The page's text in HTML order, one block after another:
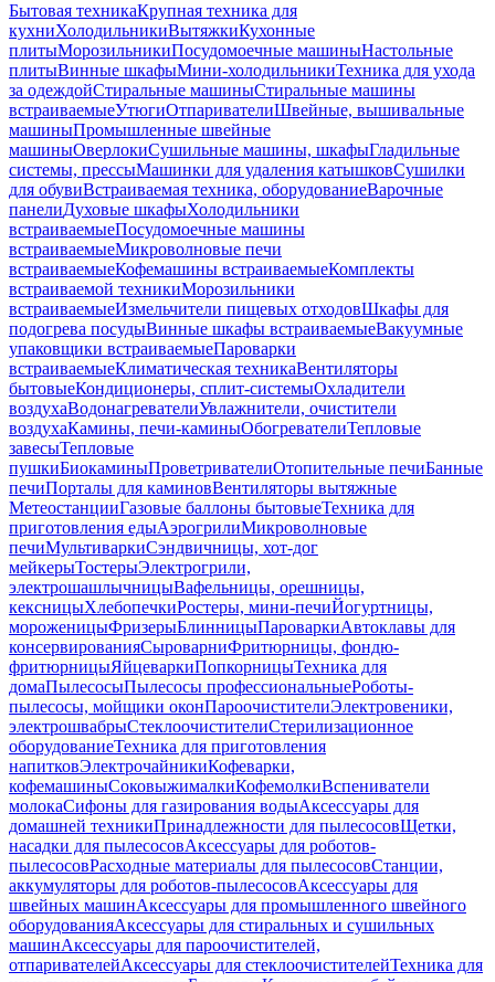
Бытовая техникаКрупная техника для
кухниХолодильникиВытяжкиКухонные
плитыМорозильникиПосудомоечные машиныНастольные
плитыВинные шкафыМини-холодильникиТехника для ухода
за одеждойСтиральные машиныСтиральные машины
встраиваемыеУтюгиОтпаривателиШвейные, вышивальные
машиныПромышленные швейные
машиныОверлокиСушильные машины, шкафыГладильные
системы, прессыМашинки для удаления катышковСушилки
для обувиВстраиваемая техника, оборудованиеВарочные
панелиДуховые шкафыХолодильники
встраиваемыеПосудомоечные машины
встраиваемыеМикроволновые печи
встраиваемыеКофемашины встраиваемыеКомплекты
встраиваемой техникиМорозильники
встраиваемыеИзмельчители пищевых отходовШкафы для
подогрева посудыВинные шкафы встраиваемыеВакуумные
упаковщики встраиваемыеПароварки
встраиваемыеКлиматическая техникаВентиляторы
бытовыеКондиционеры, сплит-системыОхладители
воздухаВодонагревателиУвлажнители, очистители
воздухаКамины, печи-каминыОбогревателиТепловые
завесыТепловые
пушкиБиокаминыПроветривателиОтопительные печиБанные
печиПорталы для каминовВентиляторы вытяжные
МетеостанцииГазовые баллоны бытовыеТехника для
приготовления едыАэрогрилиМикроволновые
печиМультиваркиСэндвичницы, хот-дог
мейкерыТостерыЭлектрогрили,
электрошашлычницыВафельницы, орешницы,
кексницыХлебопечкиРостеры, мини-печиЙогуртницы,
мороженицыФризерыБлинницыПароваркиАвтоклавы для
консервированияСыроварниФритюрницы, фондю-
фритюрницыЯйцеваркиПопкорницыТехника для
домаПылесосыПылесосы профессиональныеРоботы-
пылесосы, мойщики оконПароочистителиЭлектровеники,
электрошвабрыСтеклоочистителиСтерилизационное
оборудованиеТехника для приготовления
напитковЭлектрочайникиКофеварки,
кофемашиныСоковыжималкиКофемолкиВспениватели
молокаСифоны для газирования водыАксессуары для
домашней техникиПринадлежности для пылесосовЩетки,
насадки для пылесосовАксессуары для роботов-
пылесосовРасходные материалы для пылесосовСтанции,
аккумуляторы для роботов-пылесосовАксессуары для
швейных машинАксессуары для промышленного швейного
оборудованияАксессуары для стиральных и сушильных
машинАксессуары для пароочистителей,
отпаривателейАксессуары для стеклоочистителейТехника для